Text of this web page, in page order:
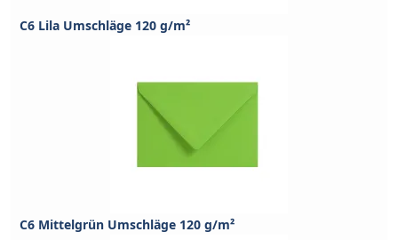
C6 Lila Umschläge 120 g/m²
C6 Mittelgrün Umschläge 120 g/m²